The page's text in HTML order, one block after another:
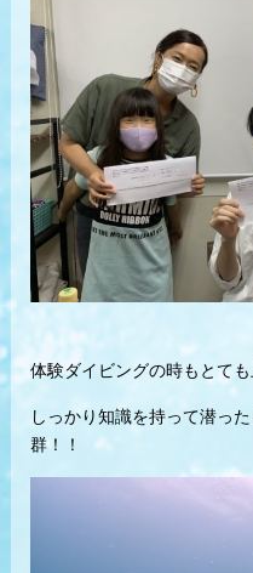
体験ダイビングの時もとて
しっかり知識を持って潜っ
群！！